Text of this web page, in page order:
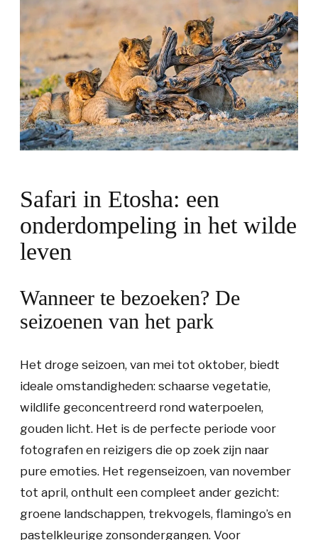
Safari in Etosha: een
onderdompeling in het wilde
leven
Wanneer te bezoeken? De
seizoenen van het park
Het droge seizoen, van mei tot oktober, biedt
ideale omstandigheden: schaarse vegetatie,
wildlife geconcentreerd rond waterpoelen,
gouden licht. Het is de perfecte periode voor
fotografen en reizigers die op zoek zijn naar
pure emoties. Het regenseizoen, van november
tot april, onthult een compleet ander gezicht:
groene landschappen, trekvogels, flamingo’s en
pastelkleurige zonsondergangen. Voor